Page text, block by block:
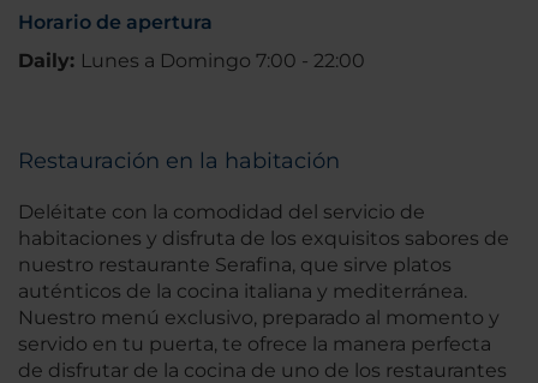
Horario de apertura
Daily: Lunes a Domingo 7:00 - 22:00
Restauración en la habitación
Deléitate con la comodidad del servicio de
habitaciones y disfruta de los exquisitos sabores de
nuestro restaurante Serafina, que sirve platos
auténticos de la cocina italiana y mediterránea.
Nuestro menú exclusivo, preparado al momento y
servido en tu puerta, te ofrece la manera perfecta
de disfrutar de la cocina de uno de los restaurantes